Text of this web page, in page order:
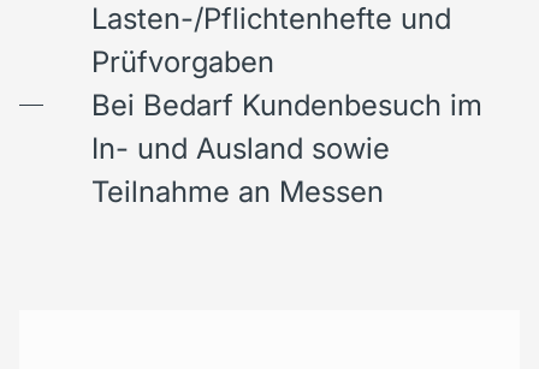
Lasten-/Pflichtenhefte und
Prüfvorgaben
Bei Bedarf Kundenbesuch im
In- und Ausland sowie
Teilnahme an Messen